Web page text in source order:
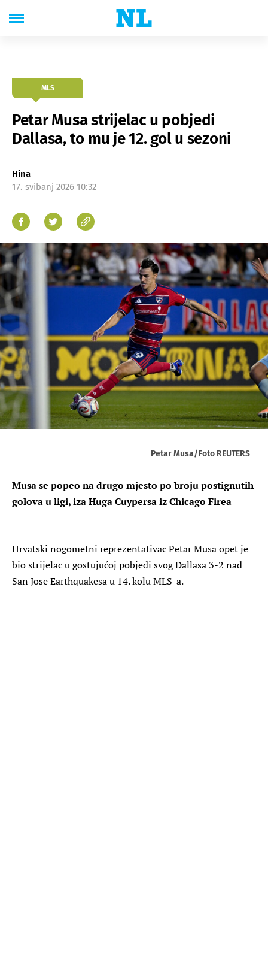
MLS
Petar Musa strijelac u pobjedi
Dallasa, to mu je 12. gol u sezoni
Hina
17. svibanj 2026 10:32
Petar Musa/Foto REUTERS
Musa se popeo na drugo mjesto po broju postignutih
golova u ligi, iza Huga Cuypersa iz Chicago Firea
Hrvatski nogometni reprezentativac Petar Musa opet je
bio strijelac u gostujućoj pobjedi svog Dallasa 3-2 nad
San Jose Earthquakesa u 14. kolu MLS-a.